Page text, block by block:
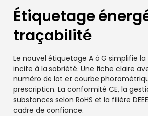
Étiquetage
traçabilité
Le nouvel étiquetage A à G simplifie
incite à la sobriété. Une fiche claire
numéro de lot et courbe
prescription. La conformité CE, la
substances selon RoHS et la filière
cadre de confiance.